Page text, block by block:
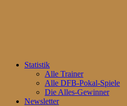
Statistik
Alle Trainer
Alle DFB-Pokal-Spiele
Die Alles-Gewinner
Newsletter